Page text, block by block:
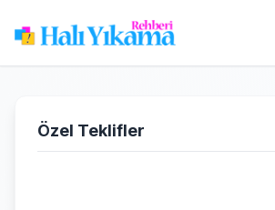
Özel Teklifler